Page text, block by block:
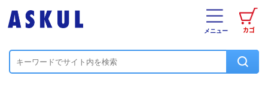
カゴ
メニュー